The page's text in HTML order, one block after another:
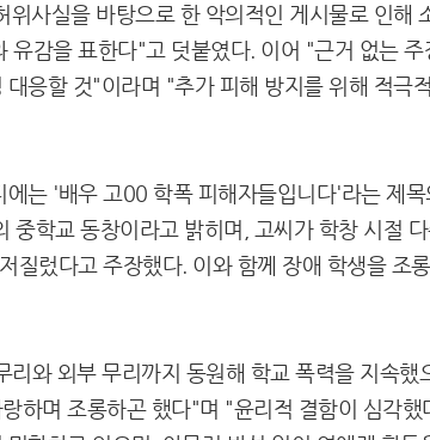
사실을 바탕으로 한 악의적인 게시물로 인해
유감을 표한다"고 덧붙였다. 이어 "근거 없는
응할 것"이라며 "추가 피해 방지를 위해 적극
는 '배우 고00 학폭 피해자들입니다'라는 제목
중학교 동창이라고 밝히며, 고씨가 학창 시절
질렀다고 주장했다. 이와 함께 장애 학생을 조
리와 외부 무리까지 동원해 학교 폭력을 지속했
하며 조롱하곤 했다"며 "윤리적 결함이 심각